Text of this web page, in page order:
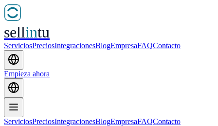
sellintu
ServiciosPreciosIntegracionesBlogEmpresaFAQContacto
Empieza ahora
ServiciosPreciosIntegracionesBlogEmpresaFAQContacto